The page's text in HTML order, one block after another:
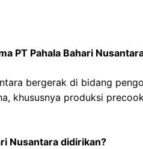
PT Pahala Bahari
bergerak di bidang
khususnya produksi
Nusantara didirikan?